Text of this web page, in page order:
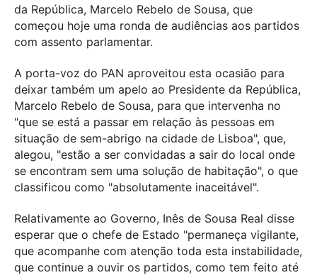
da República, Marcelo Rebelo de Sousa, que
começou hoje uma ronda de audiências aos partidos
com assento parlamentar.
A porta-voz do PAN aproveitou esta ocasião para
deixar também um apelo ao Presidente da República,
Marcelo Rebelo de Sousa, para que intervenha no
"que se está a passar em relação às pessoas em
situação de sem-abrigo na cidade de Lisboa", que,
alegou, "estão a ser convidadas a sair do local onde
se encontram sem uma solução de habitação", o que
classificou como "absolutamente inaceitável".
Relativamente ao Governo, Inês de Sousa Real disse
esperar que o chefe de Estado "permaneça vigilante,
que acompanhe com atenção toda esta instabilidade,
que continue a ouvir os partidos, como tem feito até